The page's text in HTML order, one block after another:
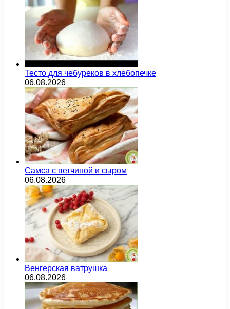
Тесто для чебуреков в хлебопечке
06.08.2026
Самса с ветчиной и сыром
06.08.2026
Венгерская ватрушка
06.08.2026